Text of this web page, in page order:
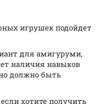
игрушек подойдет
для амигуруми,
наличия навыков
должно быть
хотите получить